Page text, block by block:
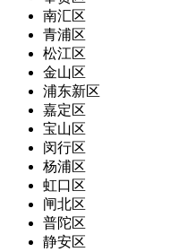
南汇区
青浦区
松江区
金山区
浦东新区
嘉定区
宝山区
闵行区
杨浦区
虹口区
闸北区
普陀区
静安区